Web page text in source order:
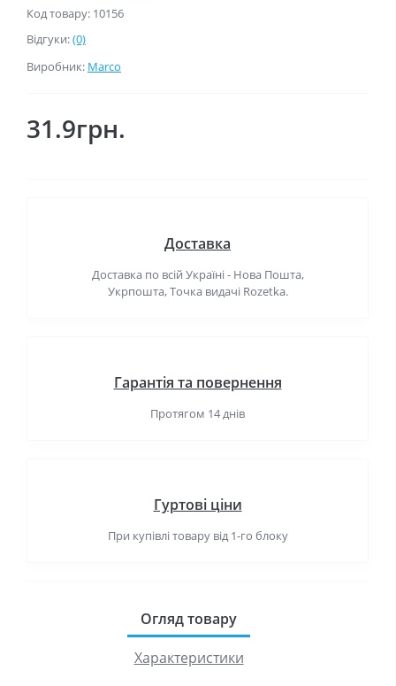
Код товару: 10156
Відгуки:(0)
Виробник: Marco
31.9грн.
Доставка
Доставка по всій Україні - Нова Пошта,
Укрпошта, Точка видачі Rozetka.
Гарантія та повернення
Протягом 14 днів
Гуртові ціни
При купівлі товару від 1-го блоку
Огляд товару
Характеристики